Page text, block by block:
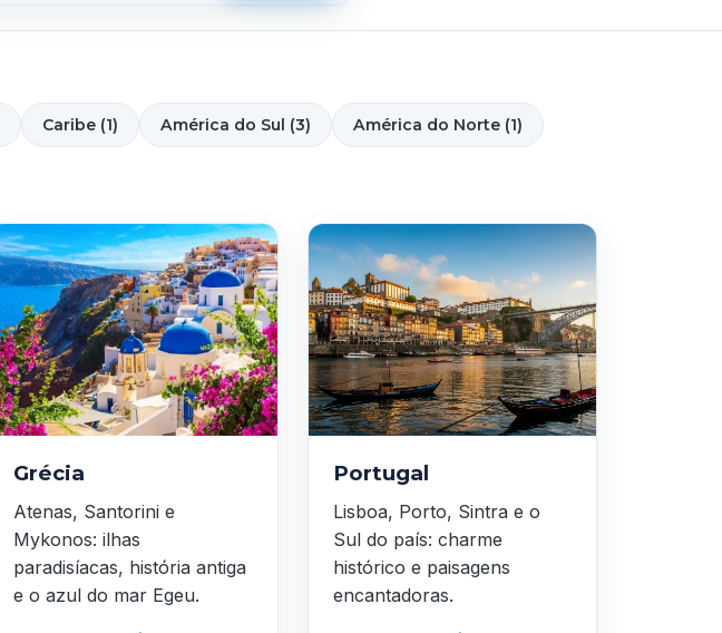
Caribe (1) América do Sul (3) América do Norte (1)
Grécia
Atenas, Santorini e
Mykonos: ilhas
paradisíacas, história antiga
e o azul do mar Egeu.
Portugal
Lisboa, Porto, Sintra e o
Sul do país: charme
histórico e paisagens
encantadoras.